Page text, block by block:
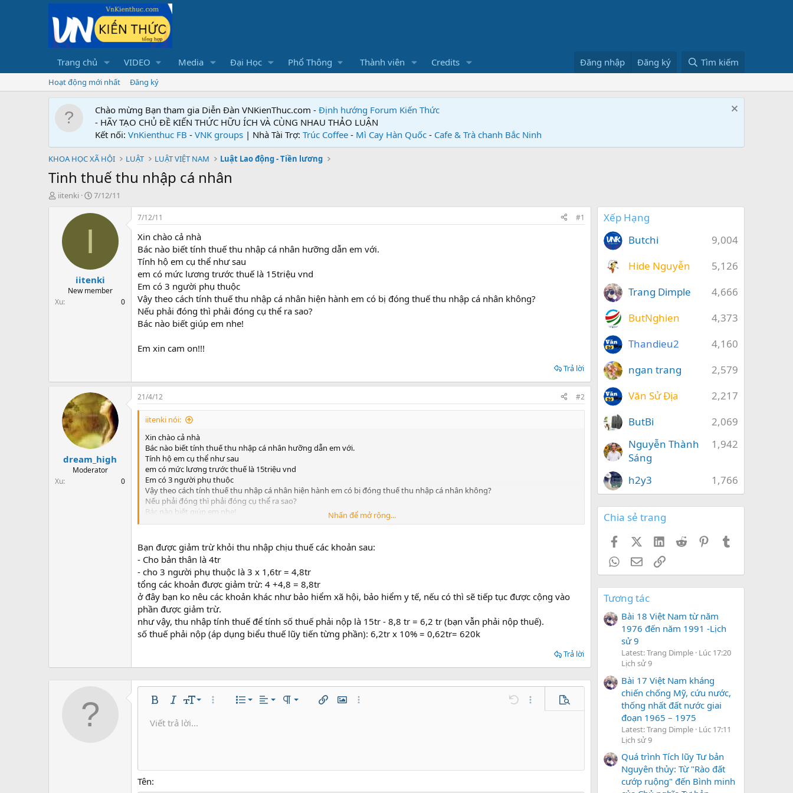
Trang chủ VIDEO Media Đại Học Phổ Thông Thành viên Credits Đăng nhập Đăng ký Tìm kiếm
Hoạt động mới nhất Đăng ký
Chào mừng Bạn tham gia Diễn Đàn VNKienThuc.com - Định hướng Forum Kiến Thức
- HÃY TẠO CHỦ ĐỀ KIẾN THỨC HỮU ÍCH VÀ CÙNG NHAU THẢO LUẬN
Kết nối: VnKienthuc FB - VNK groups | Nhà Tài Trợ: Trúc Coffee - Mì Cay Hàn Quốc - Cafe & Trà chanh Bắc Ninh
KHOA HỌC XÃ HỘI LUẬT LUẬT VIỆT NAM Luật Lao động - Tiền lương
Tinh thuế thu nhập cá nhân
T
t
iitenki
N
à
7/12/11
I
iitenki
New member
Xu
0
7/12/11 #1
Xin chào cả nhà
Bác nào biết tính thuế thu nhập cá nhân hưỡng dẫn em với.
Tính hộ em cụ thể như sau
em có mức lương trước thuế là 15triệu vnd
Em có 3 người phụ thuộc
Vậy theo cách tính thuế thu nhập cá nhân hiện hành em có bị đóng thuế thu nhập cá nhân không?
Nếu phải đóng thì phải đóng cụ thể ra sao?
Bác nào biết giúp em nhe!
Em xin cam on!!!
Trả lời
dream_high
Moderator
Xu
0
21/4/12 #2
iitenki nói:
Xin chào cả nhà
Bác nào biết tính thuế thu nhập cá nhân hưỡng dẫn em với.
Tính hộ em cụ thể như sau
em có mức lương trước thuế là 15triệu vnd
Em có 3 người phụ thuộc
Vậy theo cách tính thuế thu nhập cá nhân hiện hành em có bị đóng thuế thu nhập cá nhân không?
Nếu phải đóng thì phải đóng cụ thể ra sao?
Bác nào biết giúp em nhe!
Nhấn để mở rộng...
Bạn được giảm trừ khỏi thu nhập chịu thuế các khoản sau:
- Cho bản thân là 4tr
- cho 3 người phụ thuộc là 3 x 1,6tr = 4,8tr
tổng các khoản được giảm trừ: 4 +4,8 = 8,8tr
ở đây bạn ko nêu các khoản khác như bảo hiểm xã hội, bảo hiểm y tế, nếu có thì sẽ tiếp tục được cộng vào
phần được giảm trừ.
như vậy, thu nhập tính thuế để tính số thuế phải nộp là 15tr - 8,8 tr = 6,2 tr (bạn vẫn phải nộp thuế).
số thuế phải nộp (áp dụng biểu thuế lũy tiến từng phần): 6,2tr x 10% = 0,62tr= 620k
Trả lời
Bold In nghiêng
Kích thước
10
18
Thêm tùy chọn…
Danh sáchDanh sách có thứ tự
Căn lề
Căn trái
Paragraph format
Normal
Heading 3
Chèn liên kết
Chèn hình ảnh
Thêm tùy chọn… Undo Thêm tùy chọn…
Xem trước
Màu chữPhông chữArial
Gạch ngang
Mặt cười
MediaTrích dẫn
RedoXóa định dạng
Toggle BB code
Viết trả lời...
Tên
Xếp Hạng
9,004
Butchi
5,126
Hide Nguyễn
4,666
Trang Dimple
4,373
ButNghien
4,160
Thandieu2
2,579
ngan trang
2,217
Văn Sử Địa
2,069
ButBi
1,942
Nguyễn Thành
Sáng
1,766
h2y3
Chia sẻ trang
FacebookX (Twitter)
LinkedIn
Reddit Pinterest
WhatsApp
EmailLink
Tương tác
Bài 18 Việt Nam từ năm
1976 đến năm 1991 -Lịch
sử 9
Latest: Trang Dimple Lúc 17:20
Lịch sử 9
Bài 17 Việt Nam kháng
chiến chống Mỹ, cứu nước,
thống nhất đất nước giai
đoạn 1965 – 1975
Latest: Trang Dimple Lúc 17:11
Lịch sử 9
Quá trình Tích lũy Tư bản
Nguyên thủy: Từ "Rào đất
cướp ruộng" đến Bình minh